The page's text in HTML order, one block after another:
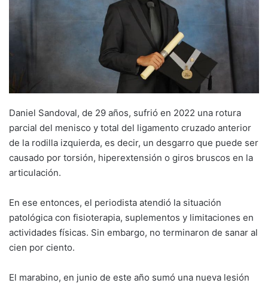
Daniel Sandoval, de 29 años, sufrió en 2022 una rotura
parcial del menisco y total del ligamento cruzado anterior
de la rodilla izquierda, es decir, un desgarro que puede ser
causado por torsión, hiperextensión o giros bruscos en la
articulación.
En ese entonces, el periodista atendió la situación
patológica con fisioterapia, suplementos y limitaciones en
actividades físicas. Sin embargo, no terminaron de sanar al
cien por ciento.
El marabino, en junio de este año sumó una nueva lesión